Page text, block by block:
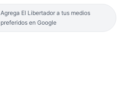
Agrega El Libertador a tus medios
preferidos en Google